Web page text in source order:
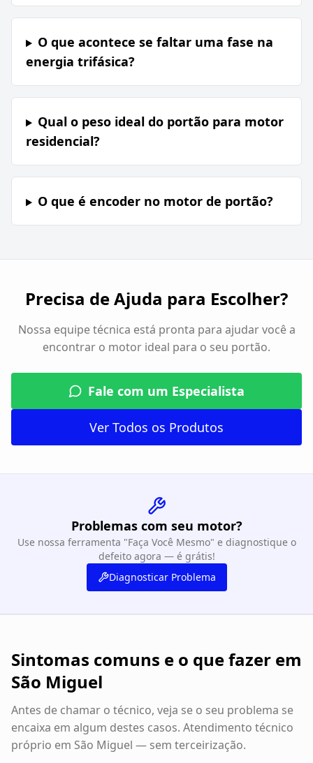
O que acontece se faltar uma fase na
energia trifásica?
Qual o peso ideal do portão para motor
residencial?
O que é encoder no motor de portão?
Precisa de Ajuda para Escolher?
Nossa equipe técnica está pronta para ajudar você a
encontrar o motor ideal para o seu portão.
Fale com um Especialista
Ver Todos os Produtos
Problemas com seu motor?
Use nossa ferramenta "Faça Você Mesmo" e diagnostique o
defeito agora — é grátis!
Diagnosticar Problema
Sintomas comuns e o que fazer em
São Miguel
Antes de chamar o técnico, veja se o seu problema se
encaixa em algum destes casos. Atendimento técnico
próprio em São Miguel — sem terceirização.